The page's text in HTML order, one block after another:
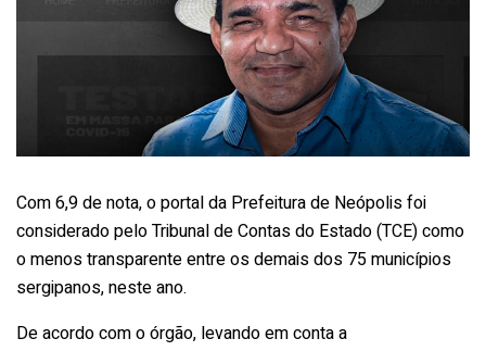
Com 6,9 de nota, o portal da Prefeitura de Neópolis foi
considerado pelo Tribunal de Contas do Estado (TCE) como
o menos transparente entre os demais dos 75 municípios
sergipanos, neste ano.
De acordo com o órgão, levando em conta a